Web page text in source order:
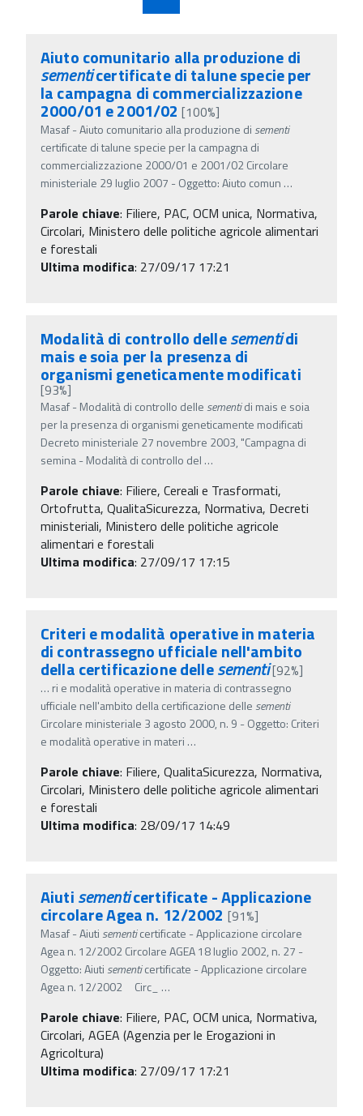
Aiuto comunitario alla produzione di
sementicertificate di talune specie per
la campagna di commercializzazione
2000/01 e 2001/02 [100%]
Masaf - Aiuto comunitario alla produzione di sementi
certificate di talune specie per la campagna di
commercializzazione 2000/01 e 2001/02 Circolare
ministeriale 29 luglio 2007 - Oggetto: Aiuto comun …
Parole chiave: Filiere, PAC, OCM unica, Normativa,
Circolari, Ministero delle politiche agricole alimentari
e forestali
Ultima modifica: 27/09/17 17:21
Modalità di controllo dellesementidi
mais e soia per la presenza di
organismi geneticamente modificati
[93%]
Masaf - Modalità di controllo delle sementidi mais e soia
per la presenza di organismi geneticamente modificati
Decreto ministeriale 27 novembre 2003, "Campagna di
semina - Modalità di controllo del …
Parole chiave: Filiere, Cereali e Trasformati,
Ortofrutta, QualitaSicurezza, Normativa, Decreti
ministeriali, Ministero delle politiche agricole
alimentari e forestali
Ultima modifica: 27/09/17 17:15
Criteri e modalità operative in materia
di contrassegno ufficiale nell'ambito
della certificazione dellesementi[92%]
… ri e modalità operative in materia di contrassegno
ufficiale nell'ambito della certificazione delle sementi
Circolare ministeriale 3 agosto 2000, n. 9 - Oggetto: Criteri
e modalità operative in materi …
Parole chiave: Filiere, QualitaSicurezza, Normativa,
Circolari, Ministero delle politiche agricole alimentari
e forestali
Ultima modifica: 28/09/17 14:49
Aiutisementicertificate - Applicazione
circolare Agea n. 12/2002 [91%]
Masaf - Aiuti sementicertificate - Applicazione circolare
Agea n. 12/2002 Circolare AGEA 18 luglio 2002, n. 27 -
Oggetto: Aiuti sementicertificate - Applicazione circolare
Agea n. 12/2002 Circ_
…
Parole chiave: Filiere, PAC, OCM unica, Normativa,
Circolari, AGEA (Agenzia per le Erogazioni in
Agricoltura)
Ultima modifica: 27/09/17 17:21